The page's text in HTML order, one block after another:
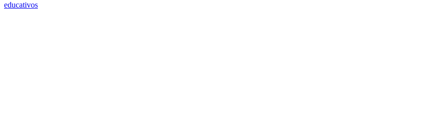
educativos